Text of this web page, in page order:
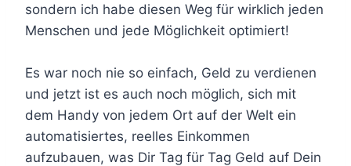
sondern ich habe diesen Weg für wirklich jeden
Menschen und jede Möglichkeit optimiert!
Es war noch nie so einfach, Geld zu verdienen
und jetzt ist es auch noch möglich, sich mit
dem Handy von jedem Ort auf der Welt ein
automatisiertes, reelles Einkommen
aufzubauen, was Dir Tag für Tag Geld auf Dein